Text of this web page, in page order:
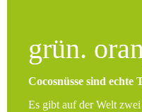
grün.
Cocosnüsse sind echte
Es gibt auf der Welt